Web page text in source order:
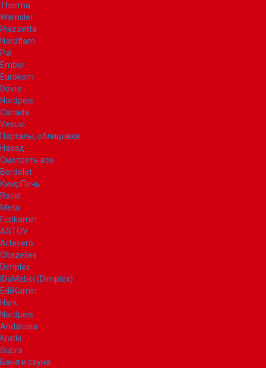
Thorma
Wamsler
Piazzetta
Nordflam
Pal
Ember
Eurokom
Dovre
Nordpeis
Canada
Vesuvi
Порталы, облицовки
Назад
Смотреть все
Bordelet
КимрПечь
Rocal
Meta
Ecokamin
ASTOV
Artevero
Chazelles
Dimplex
IDaMebel (Dimplex)
EdilKamin
Hark
Nordpeis
Andalusia
Kratki
Supra
Баня и сауна